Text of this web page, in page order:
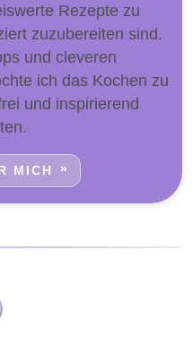
Rezepte zu
zuzubereiten sind.
und cleveren
ich das Kochen zu
und inspirierend
MICH